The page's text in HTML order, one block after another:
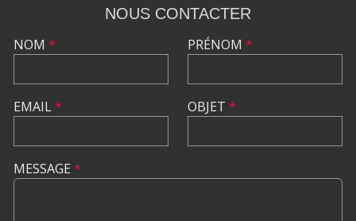
NOUS CONTACTER
NOM *
EMAIL*
PRÉNOM *
OBJET *
MESSAGE *